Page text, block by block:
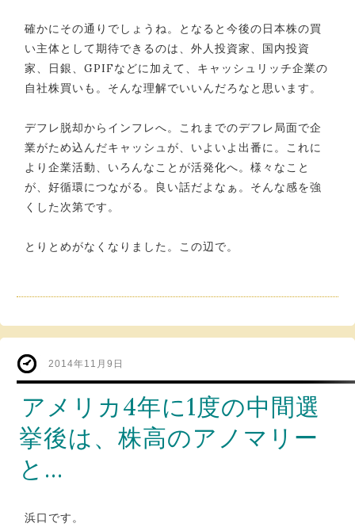
確かにその通りでしょうね。となると今後の日本株の買
い主体として期待できるのは、外人投資家、国内投資
家、日銀、GPIFなどに加えて、キャッシュリッチ企業の
自社株買いも。そんな理解でいいんだろなと思います。
デフレ脱却からインフレへ。これまでのデフレ局面で企
業がため込んだキャッシュが、いよいよ出番に。これに
より企業活動、いろんなことが活発化へ。様々なこと
が、好循環につながる。良い話だよなぁ。そんな感を強
くした次第です。
とりとめがなくなりました。この辺で。
2014年11月9日
アメリカ4年に1度の中間選
挙後は、株高のアノマリー
と…
浜口です。